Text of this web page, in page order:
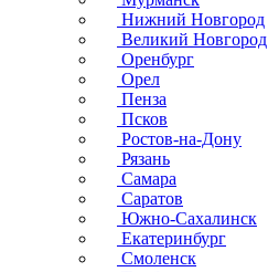
Нижний Новгород
Великий Новгород
Оренбург
Орел
Пенза
Псков
Ростов-на-Дону
Рязань
Самара
Саратов
Южно-Сахалинск
Екатеринбург
Смоленск